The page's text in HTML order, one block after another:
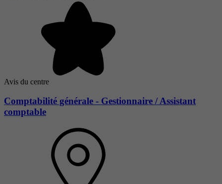
Avis du centre
Comptabilité générale - Gestionnaire / Assistant
comptable